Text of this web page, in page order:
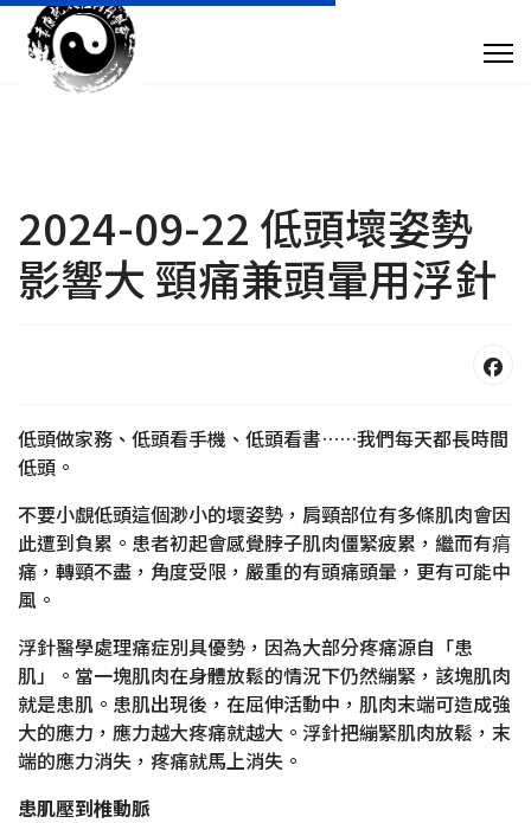
欄 文 章
針 灸 診 症
搜尋
2024-09-22 低頭壞姿勢
影響大 頸痛兼頭暈用浮針
低頭做家務、低頭看手機、低頭看書……我們每天都長時間
低頭。
不要小覷低頭這個渺小的壞姿勢，肩頸部位有多條肌肉會因
此遭到負累。患者初起會感覺脖子肌肉僵緊疲累，繼而有㾓
痛，轉頸不盡，角度受限，嚴重的有頭痛頭暈，更有可能中
風。
浮針醫學處理痛症別具優勢，因為大部分疼痛源自「患
肌」。當一塊肌肉在身體放鬆的情況下仍然繃緊，該塊肌肉
就是患肌。患肌出現後，在屈伸活動中，肌肉末端可造成強
大的應力，應力越大疼痛就越大。浮針把繃緊肌肉放鬆，末
端的應力消失，疼痛就馬上消失。
患肌壓到椎動脈